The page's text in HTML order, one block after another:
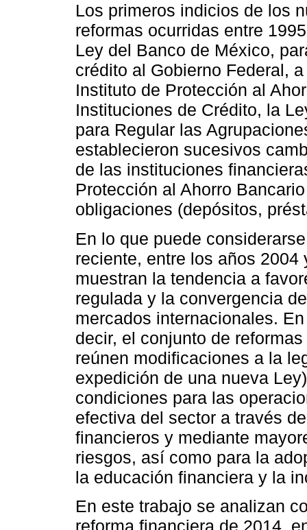
Los primeros indicios de los
reformas ocurridas entre
Ley del Banco de México,
crédito al Gobierno Federal,
Instituto de Protección al
Instituciones de Crédito, la
para Regular las
establecieron sucesivos
de las instituciones
Protección al Ahorro
obligaciones (depósitos,
En lo que puede
reciente, entre los años
muestran la tendencia a
regulada y la convergencia
mercados internacionales.
decir, el conjunto de
reúnen modificaciones a la
expedición de una nueva
condiciones para las
efectiva del sector a través
financieros y mediante
riesgos, así como para la
la educación financiera y la
En este trabajo se analizan
reforma financiera de 2014,